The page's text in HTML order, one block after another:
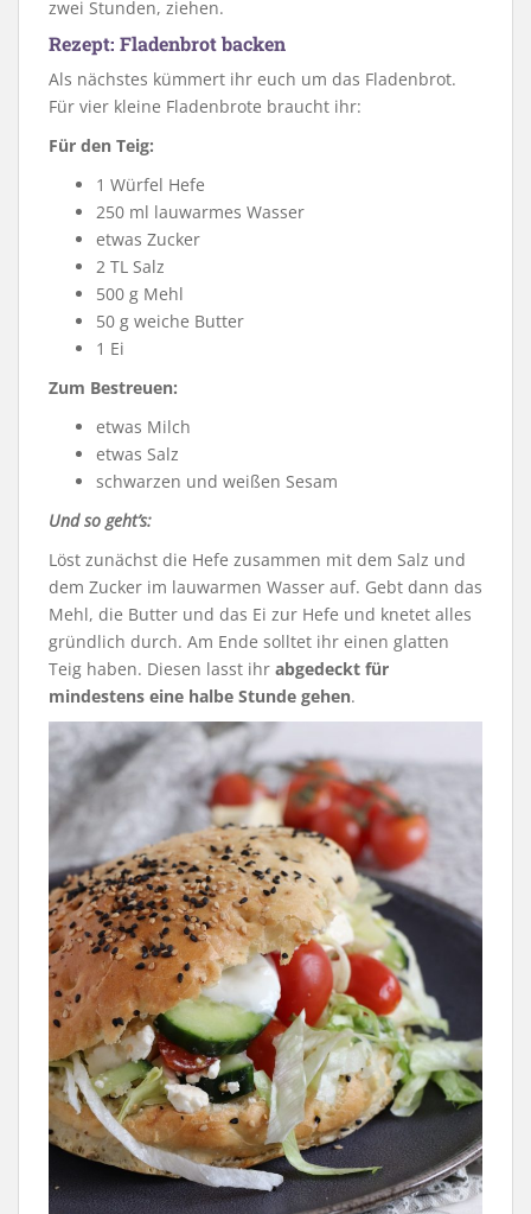
zwei Stunden, ziehen.
Rezept: Fladenbrot backen
Als nächstes kümmert ihr euch um das Fladenbrot.
Für vier kleine Fladenbrote braucht ihr:
Für den Teig:
1 Würfel Hefe
250 ml lauwarmes Wasser
etwas Zucker
2 TL Salz
500 g Mehl
50 g weiche Butter
1 Ei
Zum Bestreuen:
etwas Milch
etwas Salz
schwarzen und weißen Sesam
Und so geht’s:
Löst zunächst die Hefe zusammen mit dem Salz und
dem Zucker im lauwarmen Wasser auf. Gebt dann das
Mehl, die Butter und das Ei zur Hefe und knetet alles
gründlich durch. Am Ende solltet ihr einen glatten
Teig haben. Diesen lasst ihr abgedeckt für
mindestens eine halbe Stunde gehen.